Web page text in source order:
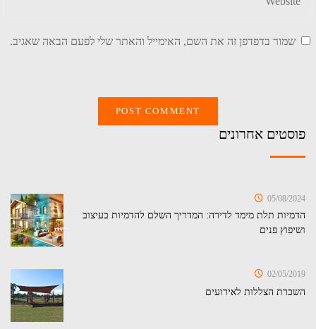
שמור בדפדפן זה את השם, האימייל והאתר שלי לפעם הבאה שאגיב.
פוסטים אחרונים
05/08/2024
הדמיות תלת מימד לדירה: המדריך השלם להדמיות בעיצוב
ושיפוץ פנים
02/05/2019
השכרת הצללות לאירועים